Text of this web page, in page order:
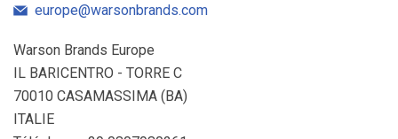
europe@warsonbrands.com
Warson Brands Europe
IL BARICENTRO - TORRE C
70010 CASAMASSIMA (BA)
ITALIE